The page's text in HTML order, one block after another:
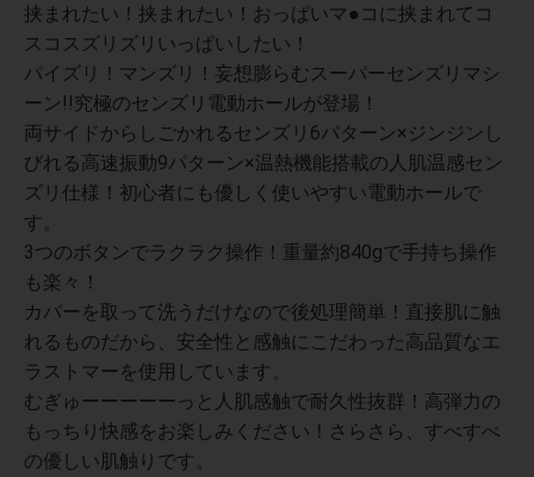
挟まれたい！挟まれたい！おっぱいマ●コに挟まれてコ
スコスズリズリいっぱいしたい！
パイズリ！マンズリ！妄想膨らむスーパーセンズリマシ
ーン!!究極のセンズリ電動ホールが登場！
両サイドからしごかれるセンズリ6パターン×ジンジンし
びれる高速振動9パターン×温熱機能搭載の人肌温感セン
ズリ仕様！初心者にも優しく使いやすい電動ホールで
す。
3つのボタンでラクラク操作！重量約840gで手持ち操作
も楽々！
カバーを取って洗うだけなので後処理簡単！直接肌に触
れるものだから、安全性と感触にこだわった高品質なエ
ラストマーを使用しています。
むぎゅーーーーーっと人肌感触で耐久性抜群！高弾力の
もっちり快感をお楽しみください！さらさら、すべすべ
の優しい肌触りです。